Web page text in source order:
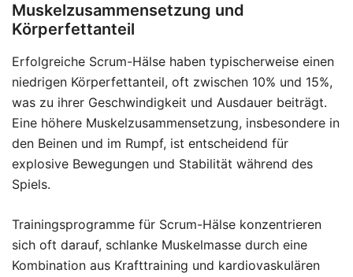
Muskelzusammensetzung und
Körperfettanteil
Erfolgreiche Scrum-Hälse haben typischerweise einen
niedrigen Körperfettanteil, oft zwischen 10% und 15%,
was zu ihrer Geschwindigkeit und Ausdauer beiträgt.
Eine höhere Muskelzusammensetzung, insbesondere in
den Beinen und im Rumpf, ist entscheidend für
explosive Bewegungen und Stabilität während des
Spiels.
Trainingsprogramme für Scrum-Hälse konzentrieren
sich oft darauf, schlanke Muskelmasse durch eine
Kombination aus Krafttraining und kardiovaskulären